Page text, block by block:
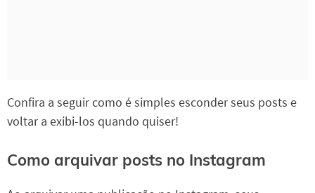
Confira a seguir como é simples esconder seus posts e
voltar a exibi-los quando quiser!
Como arquivar posts no Instagram